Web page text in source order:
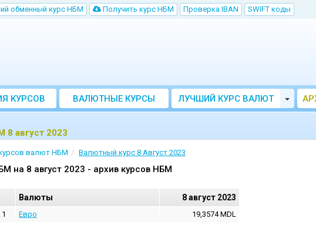
обменный курс НБM Получить курс НБМ Проверка IBAN SWIFT коды
КУРСОВ
ВАЛЮТНЫЕ КУРСЫ
БАНКОВ
ЛУЧШИЙ КУРС ВАЛЮТ
МОЛДОВЫ
8 август 2023
валют НБМ Валютный курс 8 Август 2023
на 8 август 2023 - архив курсов НБМ
Валюты 8 август 2023
1 Евро 19,3574MDL